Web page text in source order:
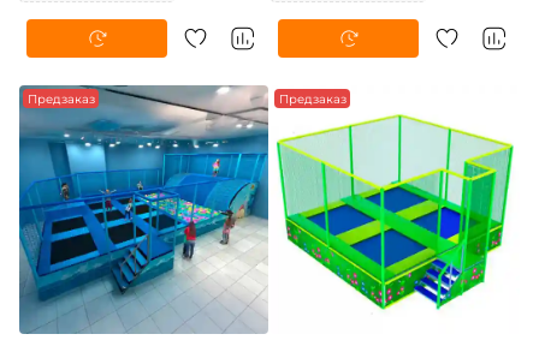
Предзаказ Предзаказ